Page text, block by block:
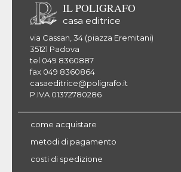
IL POLIGRAFO
casa editrice
via Cassan, 34 (piazza Eremitani)
35121 Padova
tel 049 8360887
fax 049 8360864
casaeditrice@poligrafo.it
P.IVA 01372780286
come acquistare
metodi di pagamento
costi di spedizione